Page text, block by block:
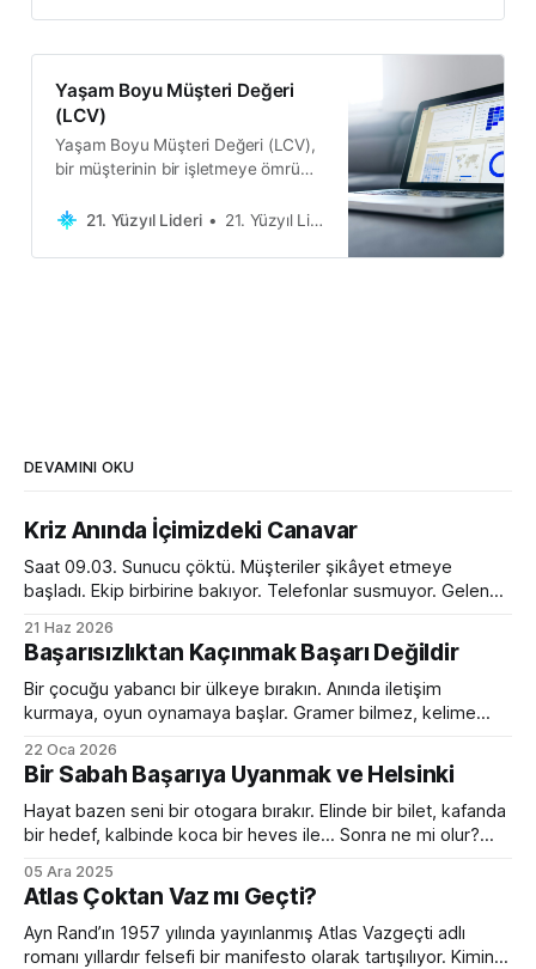
Yaşam Boyu Müşteri Değeri
(LCV)
Yaşam Boyu Müşteri Değeri (LCV),
bir müşterinin bir işletmeye ömrü
miktarını ölçen bir metriktir.
21. Yüzyıl Lideri 21. Yüzyıl Lideri
DEVAMINI OKU
Kriz Anında İçimizdeki Canavar
Saat 09.03. Sunucu çöktü. Müşteriler şikâyet etmeye
başladı. Ekip birbirine bakıyor. Telefonlar susmuyor. Gelen
toplantı odasında ilginç bir dönüşüm yaşanıyor. Normalde
sakin olan yönetici sesini yükseltiyor. Empatik ve sakin ekip
lideri bir anda diktatöre dönüşüyor. Her fikre açık olan
21 Haz 2026
Başarısızlıktan Kaçınmak Başarı Değildir
Bir çocuğu yabancı bir ülkeye bırakın. Anında iletişim
kurmaya, oyun oynamaya başlar. Gramer bilmez, kelime
kurar. Ama devam eder. Birkaç ay sonra da sanki hep
oradaymış gibi sohbet etmeye başlar. Peki bir yetişkini aynı
ortama bırakırsanız? Kelimeleri, kuralları, zaman çekimlerini
bilse de
22 Oca 2026
Bir Sabah Başarıya Uyanmak ve Helsinki
Hayat bazen seni bir otogara bırakır. Elinde bir bilet, kafanda
bir hedef, kalbinde koca bir heves ile... Sonra ne mi olur?
filmlerde olur. Hollywood sıkıcı hazırlık sürecini hızlıca
geçiverir. Kahramanımız birkaç mekik, 2 şınav, 3-4 mekik,
birazcık da ter sonrası
05 Ara 2025
Atlas Çoktan Vaz mı Geçti?
Ayn Rand’ın 1957 yılında yayınlanmış Atlas Vazgeçti adlı
romanı yıllardır felsefi bir manifesto olarak tartışılıyor. Kimine